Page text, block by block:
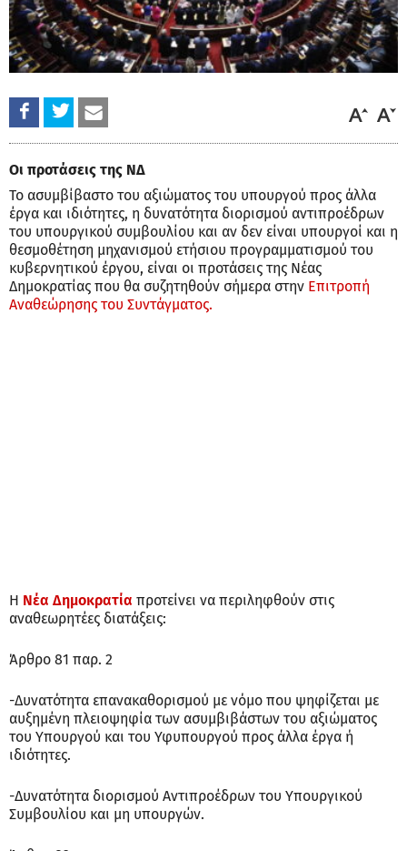
Οι προτάσεις της ΝΔ
Το ασυμβίβαστο του αξιώματος του υπουργού προς άλλα
έργα και ιδιότητες, η δυνατότητα διορισμού αντιπροέδρων
του υπουργικού συμβουλίου και αν δεν είναι υπουργοί και η
θεσμοθέτηση μηχανισμού ετήσιου προγραμματισμού του
κυβερνητικού έργου, είναι οι προτάσεις της Νέας
Δημοκρατίας που θα συζητηθούν σήμερα στην Επιτροπή
Αναθεώρησης του Συντάγματος.
Η Νέα Δημοκρατία προτείνει να περιληφθούν στις
αναθεωρητέες διατάξεις:
Άρθρο 81 παρ. 2
-Δυνατότητα επανακαθορισμού με νόμο που ψηφίζεται με
αυξημένη πλειοψηφία των ασυμβιβάστων του αξιώματος
του Υπουργού και του Υφυπουργού προς άλλα έργα ή
ιδιότητες.
-Δυνατότητα διορισμού Αντιπροέδρων του Υπουργικού
Συμβουλίου και μη υπουργών.